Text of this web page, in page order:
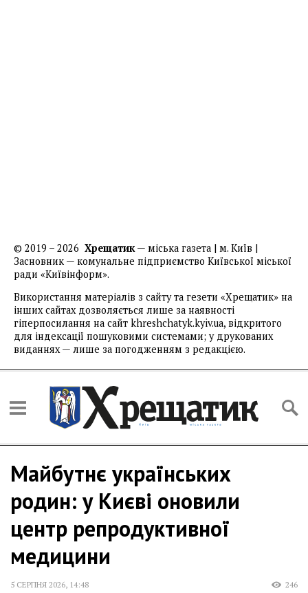
© 2019 – 2026 Хрещатик— міська газета | м. Київ |
Засновник — комунальне підприємство Київської міської
ради «Київінформ».
Використання матеріалів з сайту та гезети «Хрещатик» на
інших сайтах дозволяється лише за наявності
гіперпосилання на сайт khreshchatyk.kyiv.ua, відкритого
для індексації пошуковими системами; у друкованих
виданнях — лише за погодженням з редакцією.
Майбутнє українських
родин: у Києві оновили
центр репродуктивної
медицини
5 СЕРПНЯ 2026 14:48 246